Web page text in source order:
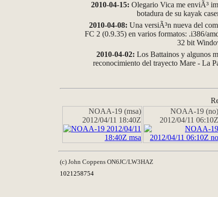
2010-04-15: Olegario Vica me enviÃ³
botadura de su kayak
2010-04-08: Una versiÃ³n nueva del
FC 2 (0.9.35) en varios formatos: .i386/
32 bit
2010-04-02: Los Battainos y algunos
reconocimiento del trayecto Mare - La
NOAA-19 (msa)
2012/04/11 18:40Z
NOAA-19 (no)
2012/04/11 06:10Z
(c) John Coppens ON6JC/LW3HAZ
1021258754